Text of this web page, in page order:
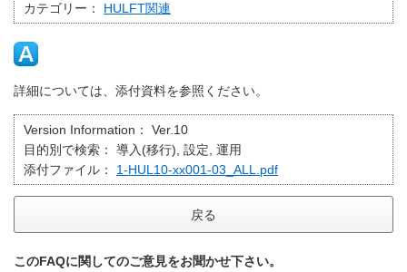
カテゴリー： HULFT関連
詳細については、添付資料を参照ください。
Version Information：
Ver.10
目的別で検索：
導入(移行), 設定, 運用
添付ファイル：
1-HUL10-xx001-03_ALL.pdf
戻る
このFAQに関してのご意見をお聞かせ下さい。